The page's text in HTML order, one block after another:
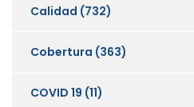
Calidad (732)
Cobertura (363)
COVID 19 (11)